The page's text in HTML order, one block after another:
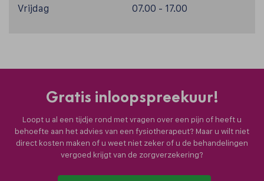
Vrijdag
07.00 - 17.00
Gratis inloopspreekuur!
Loopt u al een tijdje rond met vragen over een pijn of heeft u
behoefte aan het advies van een fysiotherapeut? Maar u wilt niet
direct kosten maken of u weet niet zeker of u de behandelingen
vergoed krijgt van de zorgverzekering?